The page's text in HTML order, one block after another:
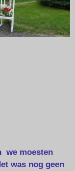
we moesten
was nog geen